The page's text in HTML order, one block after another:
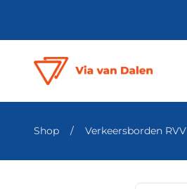
Shop / Verkeersborden RVV